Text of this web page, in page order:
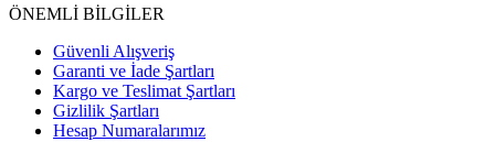
ÖNEMLİ BİLGİLER
Güvenli Alışveriş
Garanti ve İade Şartları
Kargo ve Teslimat Şartları
Gizlilik Şartları
Hesap Numaralarımız